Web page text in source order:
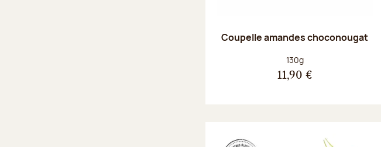
Coupelle amandes choconougat
Poids net :
130g
11,90 €